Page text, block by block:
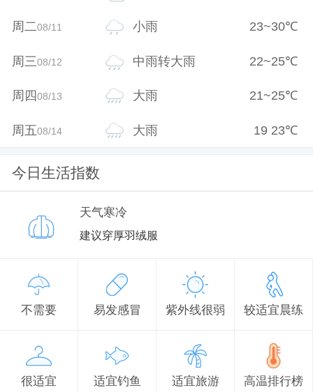
周二08/11 小雨 23~30℃
周三08/12 中雨转大雨 22~25℃
周四08/13 大雨 21~25℃
周五08/14 大雨 19 23℃
今日生活指数
天气寒冷
建议穿厚羽绒服
不需要 易发感冒 紫外线很弱 较适宜晨练
很适宜 适宜钓鱼 适宜旅游 高温排行榜